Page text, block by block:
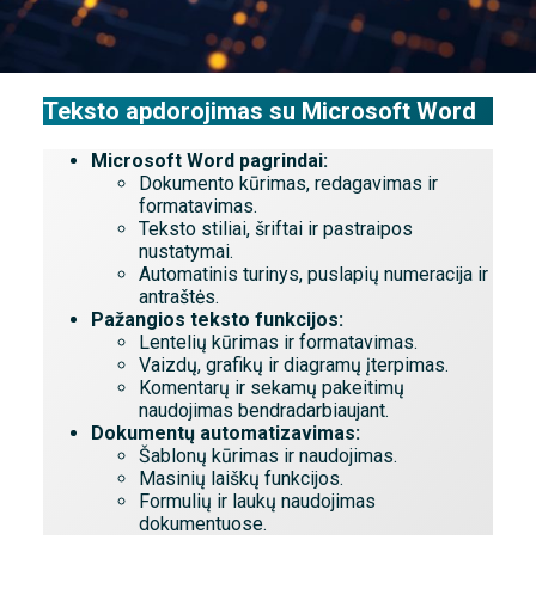
Teksto apdorojimas su Microsoft Word
Microsoft Word pagrindai:
Dokumento kūrimas, redagavimas ir
formatavimas.
Teksto stiliai, šriftai ir pastraipos
nustatymai.
Automatinis turinys, puslapių numeracija ir
antraštės.
Pažangios teksto funkcijos:
Lentelių kūrimas ir formatavimas.
Vaizdų, grafikų ir diagramų įterpimas.
Komentarų ir sekamų pakeitimų
naudojimas bendradarbiaujant.
Dokumentų automatizavimas:
Šablonų kūrimas ir naudojimas.
Masinių laiškų funkcijos.
Formulių ir laukų naudojimas
dokumentuose.